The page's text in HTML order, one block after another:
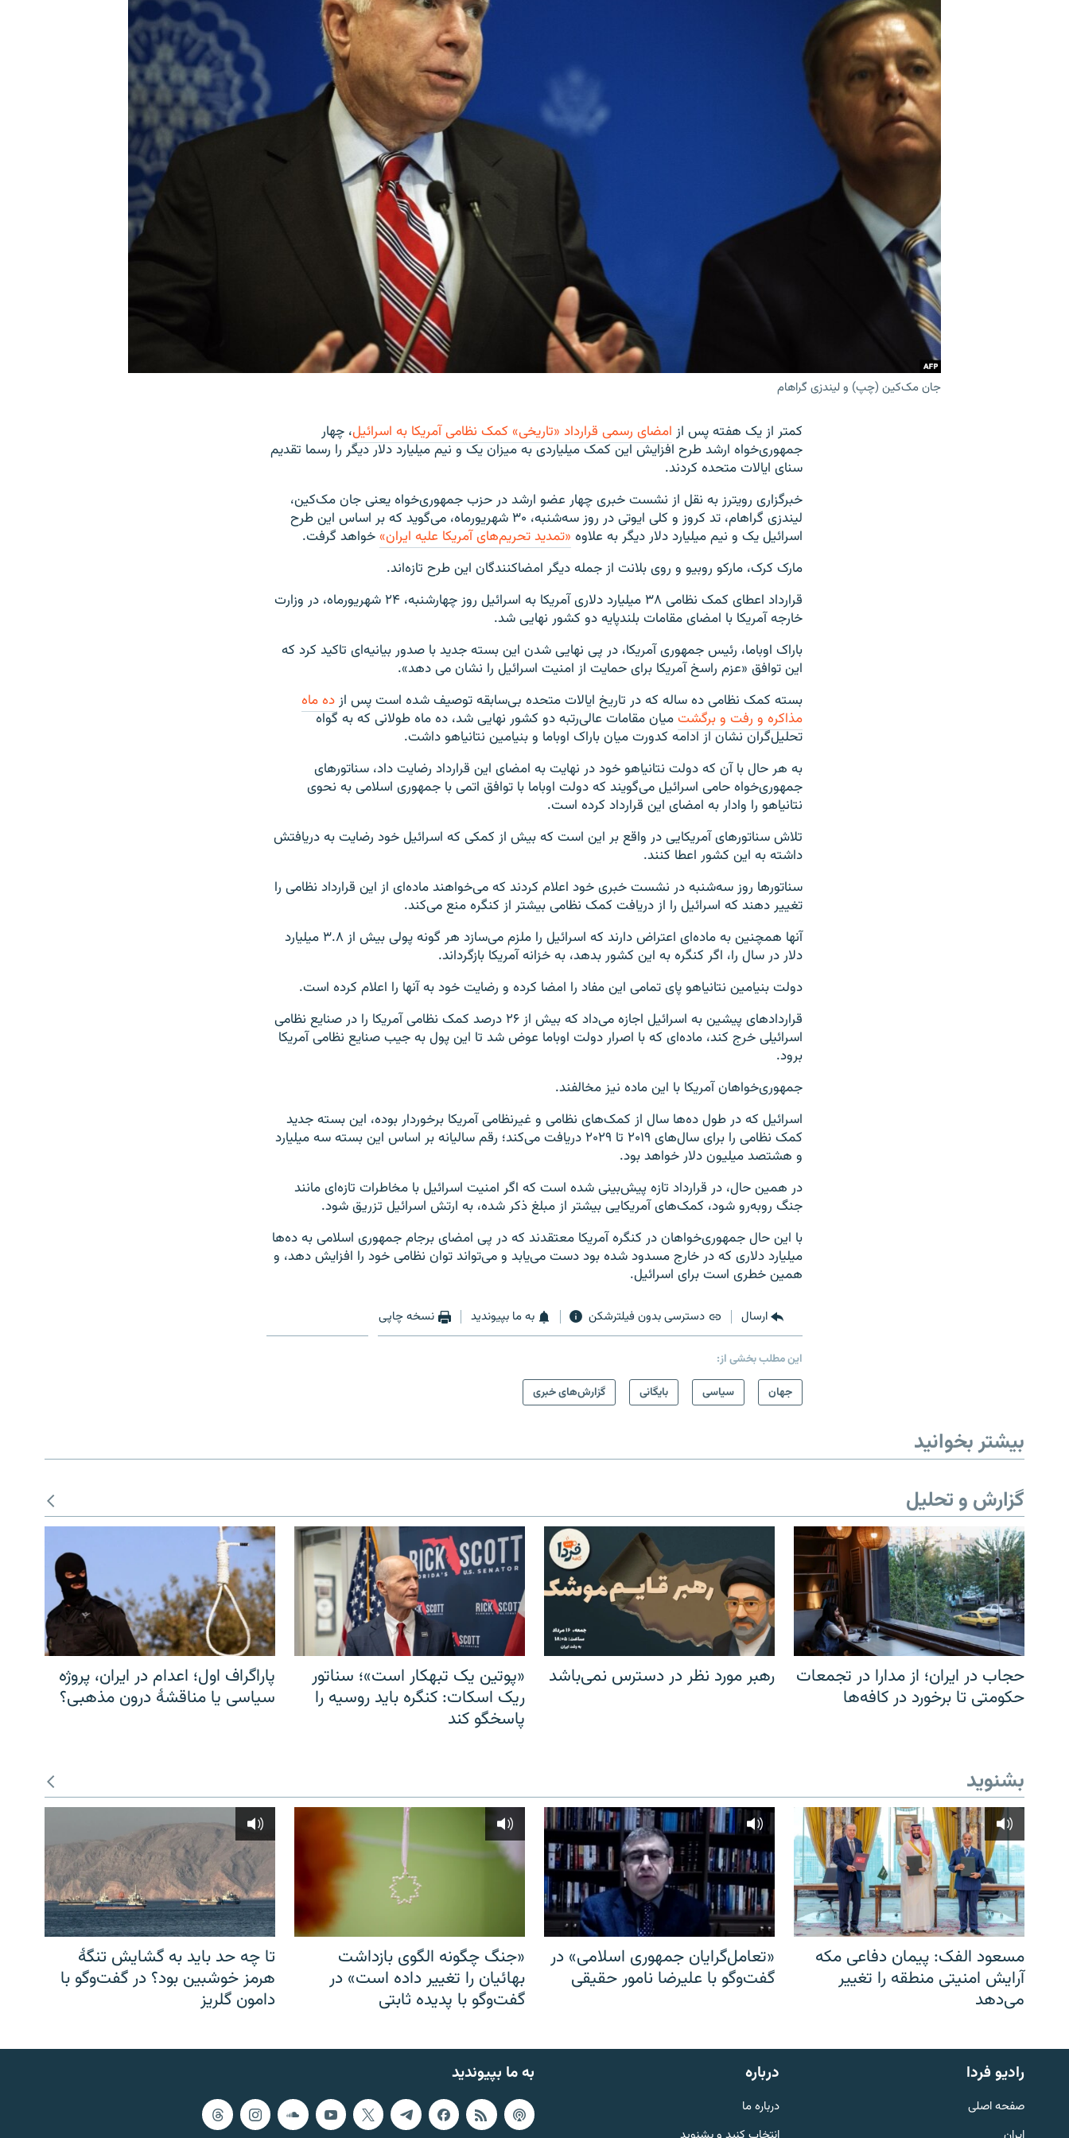
English
به ما بپیوندید
جان مک‌کین (چپ) و لیندزی گراهام
کمتر از یک هفته پس از امضای رسمی قرارداد «تاریخی» کمک نظامی آمریکا به اسرائیل، چهار
جمهوری‌خواه ارشد طرح افزایش این کمک میلیاردی به میزان یک و نیم میلیارد دلار دیگر را رسما تقدیم
سنای ایالات متحده کردند.
خبرگزاری رویترز به نقل از نشست خبری چهار عضو ارشد در حزب جمهوری‌خواه یعنی جان مک‌کین،
لیندزی گراهام، تد کروز و کلی ایوتی در روز سه‌شنبه، ۳۰ شهریورماه، می‌گوید که بر اساس این طرح
اسرائیل یک و نیم میلیارد دلار دیگر به علاوه «تمدید تحریم‌های آمریکا علیه ایران»خواهد گرفت.
مارک کرک، مارکو روبیو و روی بلانت از جمله دیگر امضاکنندگان این طرح تازه‌اند.
قرارداد اعطای کمک نظامی ۳۸ میلیارد دلاری آمریکا به اسرائیل روز چهارشنبه، ۲۴ شهریورماه، در وزارت
خارجه آمریکا با امضای مقامات بلندپایه دو کشور نهایی شد.
باراک اوباما، رئیس جمهوری آمریکا، در پی نهایی شدن این بسته جدید با صدور بیانیه‌ای تاکید کرد که
این توافق «عزم راسخ آمریکا برای حمایت از امنیت اسرائیل را نشان می دهد».
بسته کمک نظامی ده ساله که در تاریخ ایالات متحده بی‌سابقه توصیف شده است پس ازده ماه
مذاکره و رفت و برگشتمیان مقامات عالی‌رتبه دو کشور نهایی شد، ده ماه طولانی که به گواه
تحلیل‌گران نشان از ادامه کدورت میان باراک اوباما و بنیامین نتانیاهو داشت.
به هر حال با آن که دولت نتانیاهو خود در نهایت به امضای این قرارداد رضایت داد، سناتورهای
جمهوری‌خواه حامی اسرائیل می‌گویند که دولت اوباما با توافق اتمی با جمهوری اسلامی به نحوی
نتانیاهو را وادار به امضای این قرارداد کرده است.
تلاش سناتورهای آمریکایی در واقع بر این است که بیش از کمکی که اسرائیل خود رضایت به دریافتش
داشته به این کشور اعطا کنند.
سناتورها روز سه‌شنبه در نشست خبری خود اعلام کردند که می‌خواهند ماده‌ای از این قرارداد نظامی را
تغییر دهند که اسرائیل را از دریافت کمک نظامی بیشتر از کنگره منع می‌کند.
آنها همچنین به ماده‌ای اعتراض دارند که اسرائیل را ملزم می‌سازد هر گونه پولی بیش از ۳.۸ میلیارد
دلار در سال را، اگر کنگره به این کشور بدهد، به خزانه آمریکا بازگرداند.
دولت بنیامین نتانیاهو پای تمامی این مفاد را امضا کرده و رضایت خود به آنها را اعلام کرده است.
قراردادهای پیشین به اسرائیل اجازه می‌‌داد که بیش از ۲۶ درصد کمک نظامی آمریکا را در صنایع نظامی
اسرائیلی خرج کند، ماده‌ای که با اصرار دولت اوباما عوض شد تا این پول به جیب صنایع نظامی آمریکا
برود.
جمهوری‌خواهان آمریکا با این ماده نیز مخالفند.
اسرائیل که در طول ده‌ها سال از کمک‌های نظامی و غیرنظامی آمریکا برخوردار بوده، این بسته جدید
کمک نظامی را برای سال‌های ۲۰۱۹ تا ۲۰۲۹ دریافت می‌کند؛ رقم سالیانه بر اساس این بسته سه میلیارد
و هشتصد میلیون دلار خواهد بود.
در همین حال، در قرارداد تازه پیش‌بینی شده است که اگر امنیت اسرائیل با مخاطرات تازه‌ای مانند
جنگ روبه‌رو شود، کمک‌های آمریکایی بیشتر از مبلغ ذکر شده، به ارتش اسرائیل تزریق شود.
با این حال جمهوری‌خواهان در کنگره آمریکا معتقدند که در پی امضای برجام جمهوری اسلامی به ده‌ها
میلیارد دلاری که در خارج مسدود شده بود دست می‌یابد و می‌تواند توان نظامی خود را افزایش دهد، و
همین خطری است برای اسرائیل.
ارسال دسترسی بدون فیلترشکن به ما بپیوندید نسخه چاپی
این مطلب بخشی از:
جهان
سیاسی بایگانی گزارش‌های خبری
بیشتر بخوانید
گزارش و تحلیل
حجاب در ایران؛ از مدارا در تجمعات
حکومتی تا برخورد در کافه‌ها
رهبر مورد نظر در دسترس نمی‌باشد
«پوتین یک تبهکار است»؛ سناتور
ریک اسکات: کنگره باید روسیه را
پاسخگو کند
پاراگراف اول؛ اعدام در ایران، پروژه
سیاسی یا مناقشهٔ درون مذهبی؟
بشنوید
مسعود الفک: پیمان دفاعی مکه
آرایش امنیتی منطقه را تغییر
می‌دهد
«تعامل‌گرایان جمهوری اسلامی» در
گفت‌وگو با علیرضا نامور حقیقی
«جنگ چگونه الگوی بازداشت
بهائیان را تغییر داده است» در
گفت‌وگو با پدیده ثابتی
تا چه حد باید به گشایش تنگهٔ
هرمز خوشبین بود؟ در گفت‌وگو با
دامون گلریز
به ما بپیوندید رادیو فردا
صفحه اصلی
درباره
درباره ما